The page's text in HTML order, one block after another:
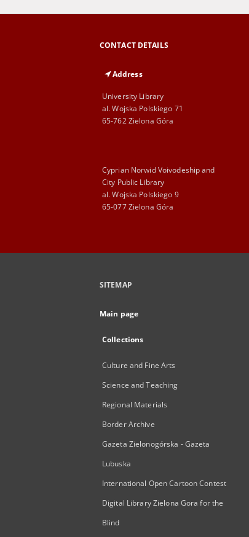
CONTACT DETAILS
Address
University Library
al. Wojska Polskiego 71
65-762 Zielona Góra
Cyprian Norwid Voivodeship and
City Public Library
al. Wojska Polskiego 9
65-077 Zielona Góra
SITEMAP
Main page
Collections
Culture and Fine Arts
Science and Teaching
Regional Materials
Border Archive
Gazeta Zielonogórska - Gazeta
Lubuska
International Open Cartoon Contest
Digital Library Zielona Gora for the
Blind